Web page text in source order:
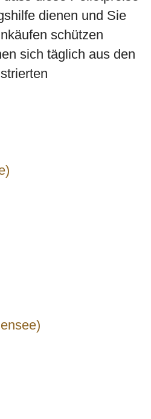
dienen und Sie
schützen
sich täglich aus den